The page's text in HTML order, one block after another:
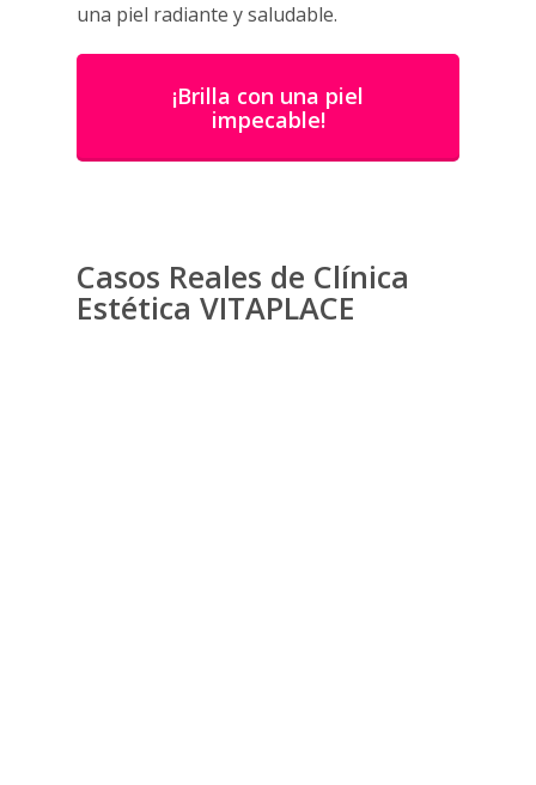
una piel radiante y saludable.
¡Brilla con una piel
impecable!
Casos Reales de Clínica
Estética VITAPLACE